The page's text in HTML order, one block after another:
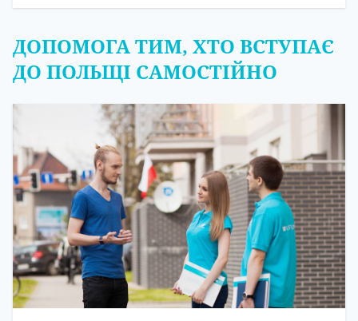
ДОПОМОГА ТИМ, ХТО ВСТУПАЄ
ДО ПОЛЬЩІ САМОСТІЙНО